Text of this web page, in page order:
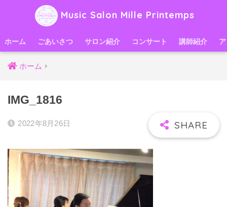
Music Salon Mille Printemps
ホーム ごあいさつ サロン紹介 コンサート 講師紹介
ホーム
IMG_1816
2022年8月26日